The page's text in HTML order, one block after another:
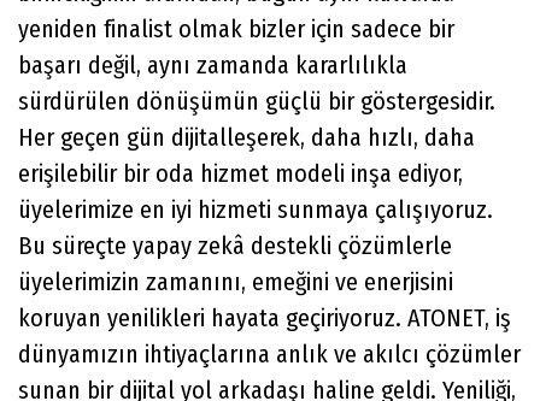
yeniden finalist olmak bizler için sadece bir
başarı değil, aynı zamanda kararlılıkla
sürdürülen dönüşümün güçlü bir göstergesidir.
Her geçen gün dijitalleşerek, daha hızlı, daha
erişilebilir bir oda hizmet modeli inşa ediyor,
üyelerimize en iyi hizmeti sunmaya çalışıyoruz.
Bu süreçte yapay zekâ destekli çözümlerle
üyelerimizin zamanını, emeğini ve enerjisini
koruyan yenilikleri hayata geçiriyoruz. ATONET, iş
dünyamızın ihtiyaçlarına anlık ve akılcı çözümler
sunan bir dijital yol arkadaşı haline geldi. Yeniliği,